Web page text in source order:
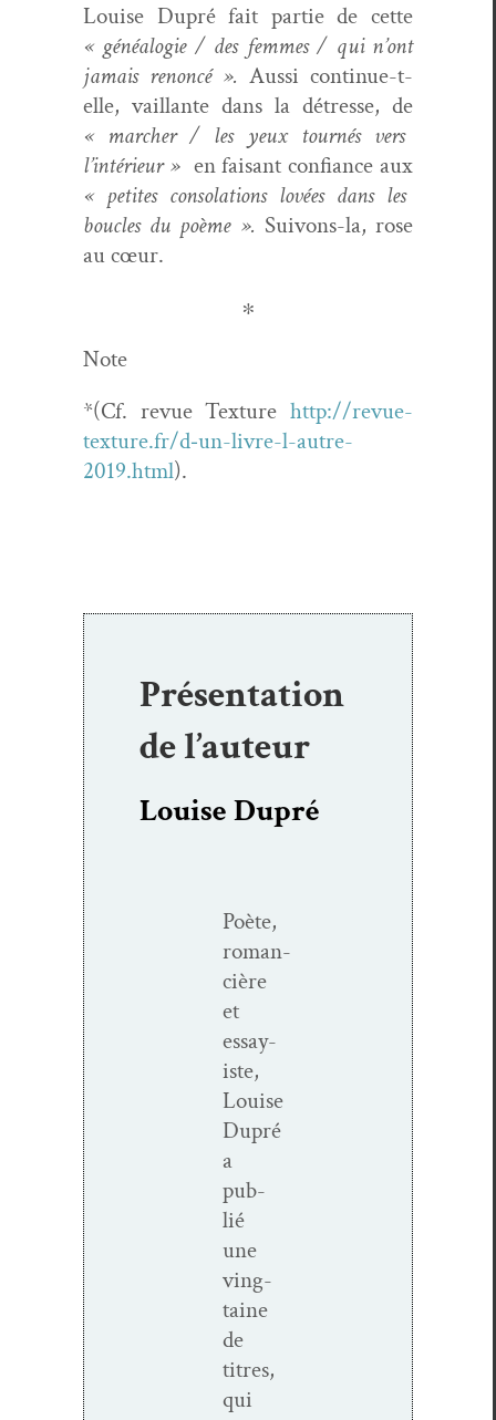
Louise Dupré fait par­tie de cette
« généalo­gie / des femmes / qui n’ont
jamais renon­cé ». Aus­si con­tin­ue-t-
elle, vail­lante dans la détresse, de
« marcher / les yeux tournés vers
l’intérieur » en faisant con­fi­ance aux
« petites con­so­la­tions lovées dans les
boucles du poème ». Suiv­ons-la, rose
au cœur.
∗
Note
*(Cf. revue Tex­ture http://revue-
texture.fr/d‑un-livre-l-autre-
2019.html).
Présentation
de l’auteur
Louise Dupré
Poète,
roman­
cière
et
essay­
iste,
Louise
Dupré
a
pub­
lié
une
ving­
taine
de
titres,
qui